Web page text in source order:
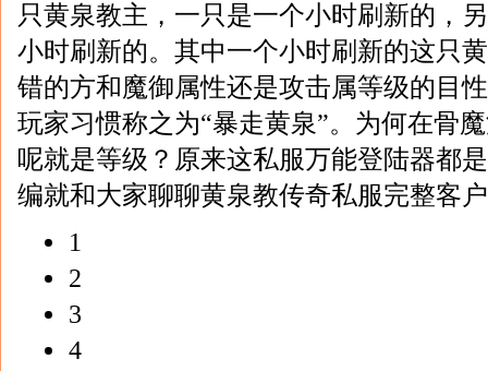
只黄泉教主，一只是一个小时刷新的，
小时刷新的。其中一个小时刷新的这只
错的方和魔御属性还是攻击属等级的目
玩家习惯称之为“暴走黄泉”。为何在骨
呢就是等级？原来这私服万能登陆器都
编就和大家聊聊黄泉教传奇私服完整客
1
2
3
4